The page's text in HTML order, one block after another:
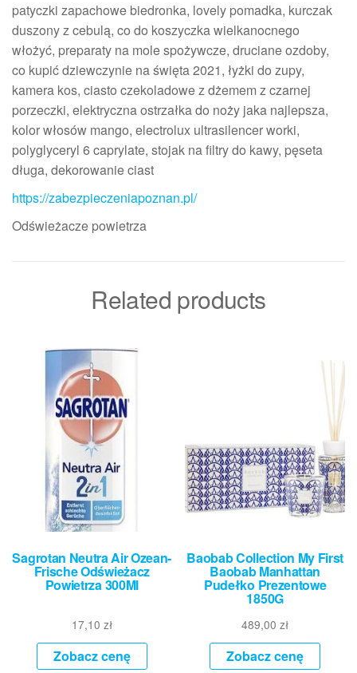
patyczki zapachowe biedronka, lovely pomadka, kurczak
duszony z cebulą, co do koszyczka wielkanocnego
włożyć, preparaty na mole spożywcze, druciane ozdoby,
co kupić dziewczynie na święta 2021, łyżki do zupy,
kamera kos, ciasto czekoladowe z dżemem z czarnej
porzeczki, elektryczna ostrzałka do noży jaka najlepsza,
kolor włosów mango, electrolux ultrasilencer worki,
polyglyceryl 6 caprylate, stojak na filtry do kawy, pęseta
długa, dekorowanie ciast
https://zabezpieczeniapoznan.pl/
Odświeżacze powietrza
Related products
Sagrotan Neutra Air Ozean-
Frische Odświeżacz
Powietrza 300Ml
17,10 zł
Zobacz cenę
Baobab Collection My First
Baobab Manhattan
Pudełko Prezentowe
1850G
489,00zł
Zobacz cenę